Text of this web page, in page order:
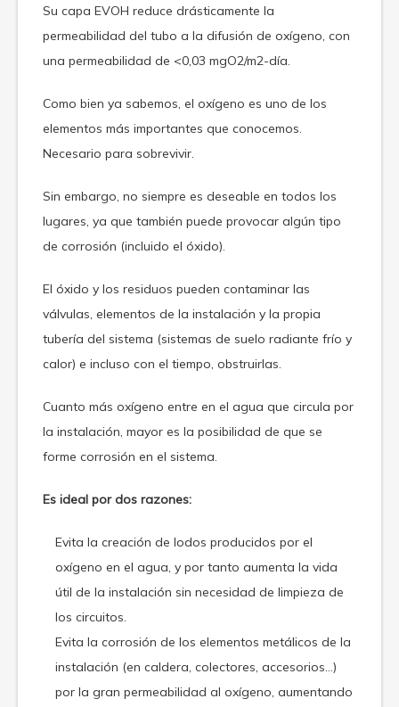
Su capa EVOH reduce drásticamente la
permeabilidad del tubo a la difusión de oxígeno, con
una permeabilidad de <0,03 mgO2/m2-día.
Como bien ya sabemos, el oxígeno es uno de los
elementos más importantes que conocemos.
Necesario para sobrevivir.
Sin embargo, no siempre es deseable en todos los
lugares, ya que también puede provocar algún tipo
de corrosión (incluido el óxido).
El óxido y los residuos pueden contaminar las
válvulas, elementos de la instalación y la propia
tubería del sistema (sistemas de suelo radiante frío y
calor) e incluso con el tiempo, obstruirlas.
Cuanto más oxígeno entre en el agua que circula por
la instalación, mayor es la posibilidad de que se
forme corrosión en el sistema.
Es ideal por dos razones:
Evita la creación de lodos producidos por el
oxígeno en el agua, y por tanto aumenta la vida
útil de la instalación sin necesidad de limpieza de
los circuitos.
Evita la corrosión de los elementos metálicos de la
instalación (en caldera, colectores, accesorios…)
por la gran permeabilidad al oxígeno, aumentando